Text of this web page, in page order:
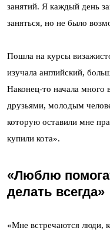
занятий. Я каждый день
заняться, но не было
Пошла на курсы
изучала английский,
Наконец-то начала много
друзьями, молодым
которую оставили мне
купили кота».
«Люблю
делать всегда»
«Мне встречаются люди,